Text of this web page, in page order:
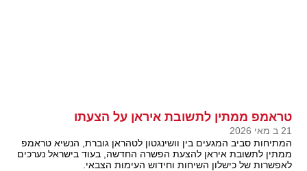
טראמפ ממתין לתשובת איראן על הצעתו
21 ב מאי 2026
המתיחות סביב המגעים בין וושינגטון לטהראן גוברת, הנשיא טראמפ
ממתין לתשובת איראן להצעת הפשרה החדשה, בעוד בישראל נערכים
לאפשרות של כישלון השיחות וחידוש העימות הצבאי.